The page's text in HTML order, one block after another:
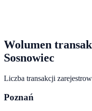
Wolumen
Sosnowiec
Liczba transakcji
Poznań